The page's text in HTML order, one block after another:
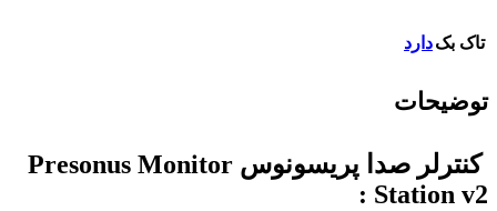
تاک بکدارد
توضیحات
کنترلر صدا پریسونوس Presonus Monitor
Station v2 :